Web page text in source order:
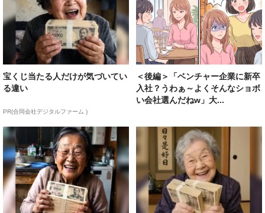
宝くじ当たる人だけが気づいてい
る違い
PR(合同会社デジタルファーム )
＜後編＞「ベンチャー企業に新卒
入社？うわぁ～よくそんなショボ
い会社選んだねw」大...